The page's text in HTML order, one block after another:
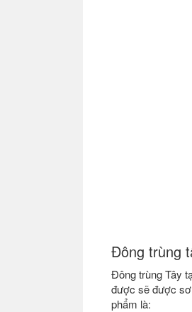
Đông trùng
Đông trùng Tây
được sẽ được sơ
phẩm là: